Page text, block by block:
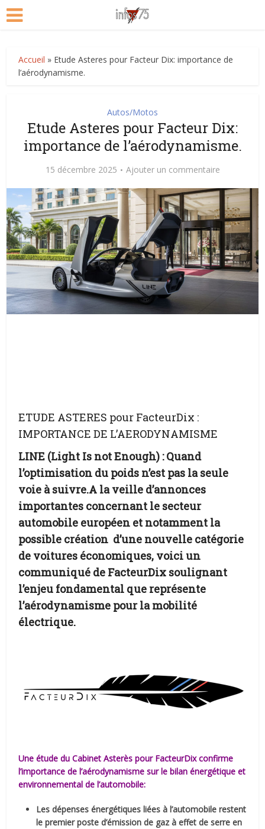
Accueil » Etude Asteres pour Facteur Dix: importance de
l’aérodynamisme.
Autos/Motos
Etude Asteres pour Facteur Dix:
importance de l’aérodynamisme.
15 décembre 2025 Ajouter un commentaire
ETUDE ASTERES pour FacteurDix :
IMPORTANCE DE L’AERODYNAMISME
LINE (Light Is not Enough) : Quand
l’optimisation du poids n’est pas la seule
voie à suivre.A la veille d’annonces
importantes concernant le secteur
automobile européen et notamment la
possible création d’une nouvelle catégorie
de voitures économiques, voici un
communiqué de FacteurDix soulignant
l’enjeu fondamental que représente
l’aérodynamisme pour la mobilité
électrique.
Une étude du Cabinet Asterès pour FacteurDix confirme
l’importance de l’aérodynamisme sur le bilan énergétique et
environnemental de l’automobile:
Les dépenses énergétiques liées à l’automobile restent
le premier poste d’émission de gaz à effet de serre en